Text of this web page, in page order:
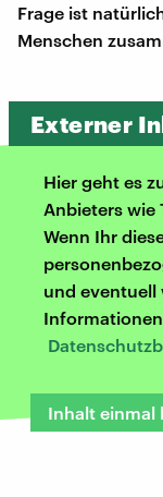
Frage ist
Menschen
Externer
Hier geht es
Anbieters wie
Wenn Ihr
und eventuell
Inhalt einmal